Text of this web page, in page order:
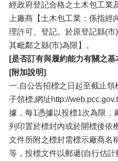
經政府登記合格之土木包工業
上廠商【土木包工業：係指經
理許可、登記。於原登記縣(
其毗鄰之縣(市)為限】。
[是否訂有與履約能力有關之基
[附加說明]
一.自公告招標之日起至截止
子領標,網址http://
據，每1憑據以投標1次為限，
列印置於標封內或於開標後依
文件所附之標封需標示廠商名
等，投標文件以郵遞(自行估